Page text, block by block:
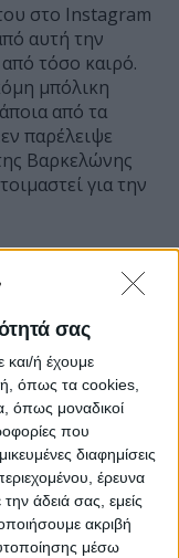
σας
και/ή έχουμε
όπως τα cookies,
όπως μοναδικοί
που
διαφημίσεις
έρευνα
άδειά σας, εμείς
ακριβή
μέσω
στο Instagram
αυτή την
τόσο καιρό.
μπόλικη
από τα
παρέλειψε
Βαρκελώνης
για την